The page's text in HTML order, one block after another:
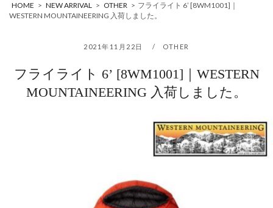
HOME > NEW ARRIVAL > OTHER > フライライト 6’ [8WM1001]｜
WESTERN MOUNTAINEERING 入荷しました。
2021年11月22日 OTHER
フライライト 6’ [8WM1001]｜WESTERN
MOUNTAINEERING 入荷しました。